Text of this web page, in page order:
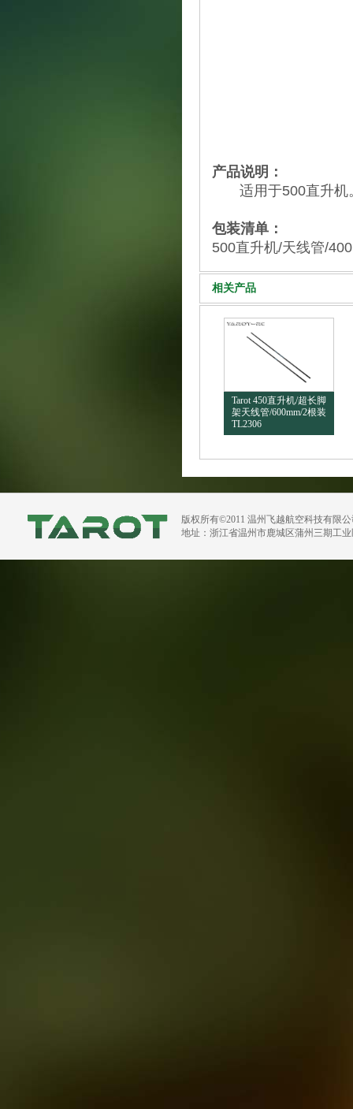
产品说明：
适用于500直升机
包装清单：
500直升机/天线管/
相关产品
Tarot 450直升机/超长脚
架天线管/600mm/2根装
TL2306
版权所有©2011 温州飞越航空科技有限
地址：浙江省温州市鹿城区蒲州三期工业